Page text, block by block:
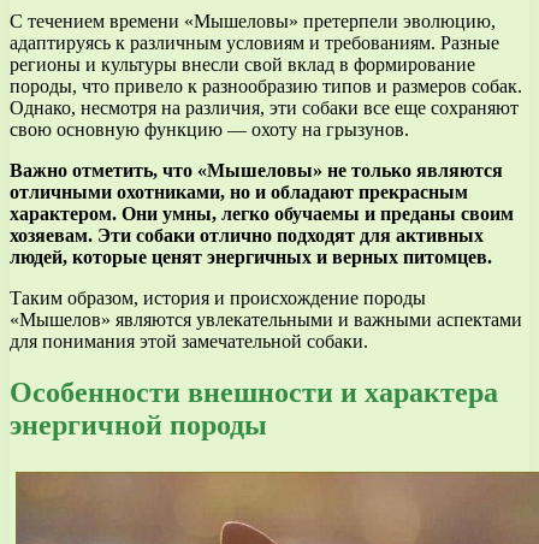
С течением времени «Мышеловы» претерпели эволюцию,
адаптируясь к различным условиям и требованиям. Разные
регионы и культуры внесли свой вклад в формирование
породы, что привело к разнообразию типов и размеров собак.
Однако, несмотря на различия, эти собаки все еще сохраняют
свою основную функцию — охоту на грызунов.
Важно отметить, что «Мышеловы» не только являются
отличными охотниками, но и обладают прекрасным
характером. Они умны, легко обучаемы и преданы своим
хозяевам. Эти собаки отлично подходят для активных
людей, которые ценят энергичных и верных питомцев.
Таким образом, история и происхождение породы
«Мышелов» являются увлекательными и важными аспектами
для понимания этой замечательной собаки.
Особенности внешности и характера
энергичной породы